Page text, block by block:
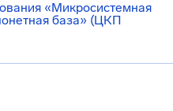
«Микросистемная
база» (ЦКП